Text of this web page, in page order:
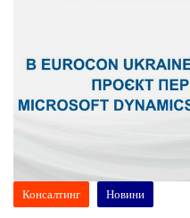
Консалтинг Новини